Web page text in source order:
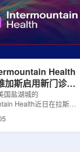
中科离子董事长刘璐，总
，副总经理丁开忠、李
陪同。韩冰一行详细了解
业布局、经营情况，重点
及高端装备关键技术突
Health
加斯启用新门诊诊
PET/CT和直线加
国盐湖城的
Health近日在拉斯维
启用一座新的门诊诊所。